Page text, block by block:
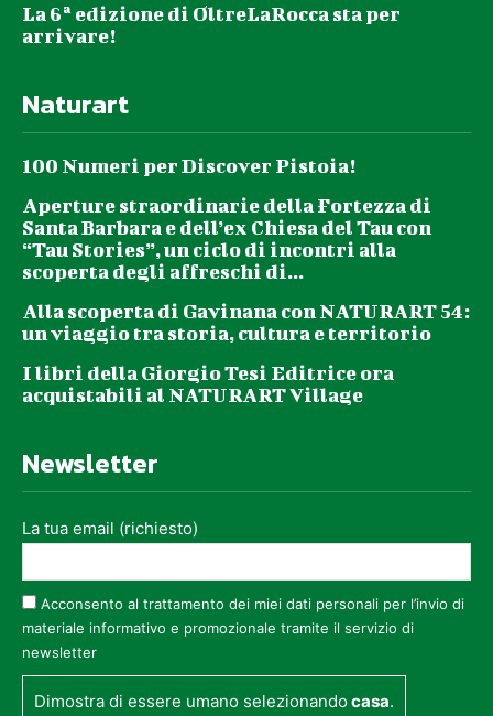
La 6ª edizione di OltreLaRocca sta per
arrivare!
Naturart
100 Numeri per Discover Pistoia!
Aperture straordinarie della Fortezza di
Santa Barbara e dell’ex Chiesa del Tau con
“Tau Stories”, un ciclo di incontri alla
scoperta degli affreschi di...
Alla scoperta di Gavinana con NATURART 54:
un viaggio tra storia, cultura e territorio
I libri della Giorgio Tesi Editrice ora
acquistabili al NATURART Village
Newsletter
La tua email (richiesto)
Acconsento al trattamento dei miei dati personali per l’invio di
materiale informativo e promozionale tramite il servizio di
newsletter
Dimostra di essere umano selezionandocasa.